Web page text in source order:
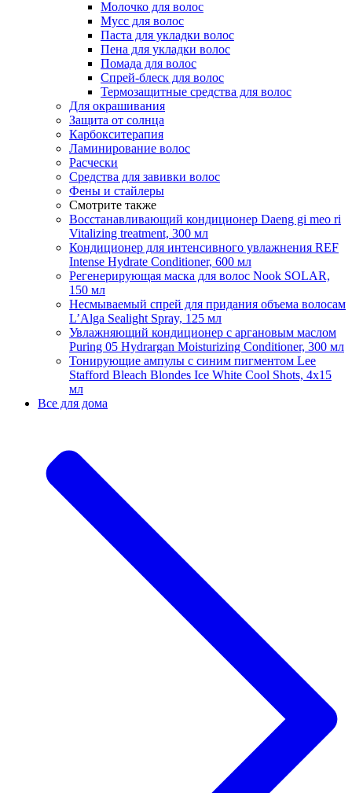
Молочко для волос
Мусс для волос
Паста для укладки волос
Пена для укладки волос
Помада для волос
Спрей-блеск для волос
Термозащитные средства для волос
Для окрашивания
Защита от солнца
Карбокситерапия
Ламинирование волос
Расчески
Средства для завивки волос
Фены и стайлеры
Смотрите также
Восстанавливающий кондиционер Daeng gi meo ri
Vitalizing treatment, 300 мл
Кондиционер для интенсивного увлажнения REF
Intense Hydrate Conditioner, 600 мл
Регенерирующая маска для волос Nook SOLAR,
150 мл
Несмываемый спрей для придания объема волосам
L’Alga Sealight Spray, 125 мл
Увлажняющий кондиционер с аргановым маслом
Puring 05 Hydrargan Moisturizing Conditioner, 300 мл
Тонирующие ампулы с синим пигментом Lee
Stafford Bleach Blondes Ice White Cool Shots, 4х15
мл
Все для дома